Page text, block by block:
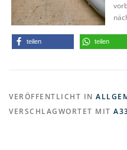
teilen teilen
VERÖFFENTLICHT IN
VERSCHLAGWORTET MIT